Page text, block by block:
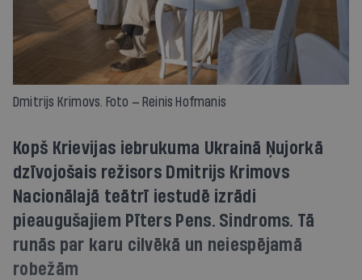
Dmitrijs Krimovs. Foto — Reinis Hofmanis
Kopš Krievijas iebrukuma Ukrainā Ņujorkā
dzīvojošais režisors Dmitrijs Krimovs
Nacionālajā teātrī iestudē izrādi
pieaugušajiem Pīters Pens. Sindroms. Tā
runās par karu cilvēkā un neiespējamā
robežām